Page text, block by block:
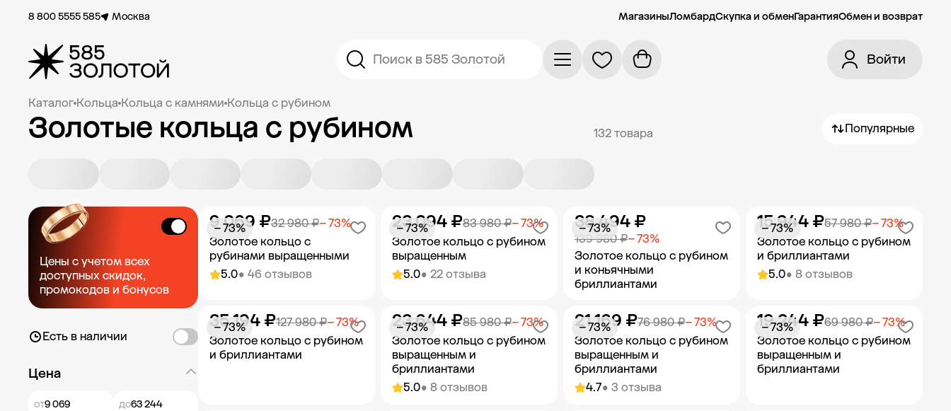
8 800 5555 585 Москва МагазиныЛомбардСкупка и обменГарантияОбмен и возврат
Поиск в 585 Золотой Войти
Каталог Кольца Кольца с камнями Кольца с рубином
Золотые кольца с рубином 132 товара Популярные
Цены с учетом всех
доступных скидок,
промокодов и бонусов
Есть в наличии
Цена
от до
5.0• 46 отзывов
Золотое кольцо с
рубинами выращенными
32 980 ₽− 73%
9 069 ₽
− 73%
Добавить в корзину
5.0• 22 отзыва
Золотое кольцо с рубином
выращенным
83 980 ₽− 73%
23 094 ₽
− 73%
Добавить в корзину
Золотое кольцо с рубином
и коньячными
бриллиантами
139 980 ₽− 73%
38 494 ₽
− 73%
Добавить в корзину
5.0• 8 отзывов
Золотое кольцо с рубином
и бриллиантами
57 980 ₽− 73%
15 944 ₽
− 73%
Добавить в корзину
Золотое кольцо с рубином
и бриллиантами
127 980 ₽− 73%
35 194 ₽
− 73%
5.0• 8 отзывов
Золотое кольцо с рубином
выращенным и
бриллиантами
85 980 ₽− 73%
23 644 ₽
− 73%
4.7• 3 отзыва
Золотое кольцо с рубином
выращенным и
бриллиантами
76 980 ₽− 73%
21 169 ₽
− 73%
Золотое кольцо с рубином
выращенным и
бриллиантами
69 980 ₽− 73%
19 244 ₽
− 73%